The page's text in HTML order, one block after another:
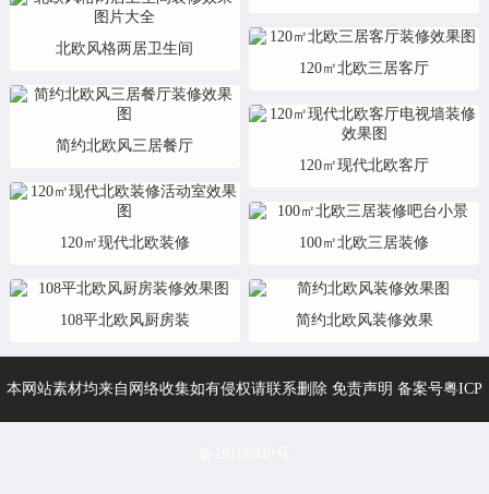
北欧风格两居卫生间
简约北欧风三居餐厅
120㎡现代北欧装修
108平北欧风厨房装
120㎡北欧三居客厅
120㎡现代北欧客厅
100㎡北欧三居装修
简约北欧风装修效果
本网站素材均来自网络收集如有侵权请联系删除 免责声明 备案号粤ICP